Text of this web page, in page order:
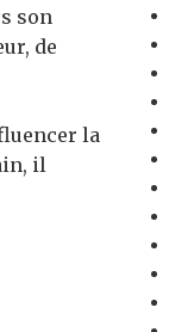
son
de
la
il